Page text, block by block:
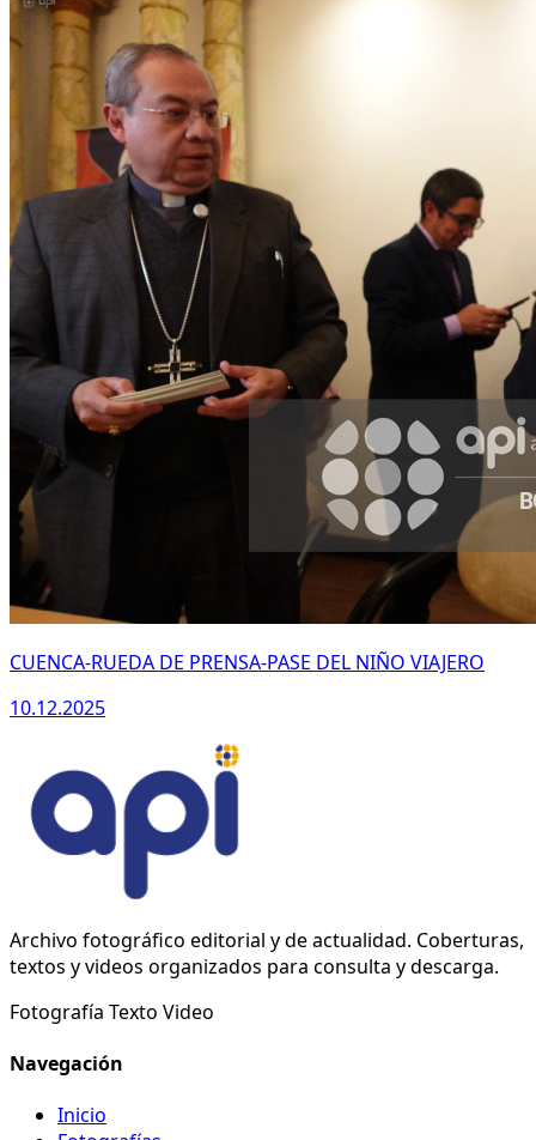
CUENCA-RUEDA DE PRENSA-PASE DEL NIÑO VIAJERO
10.12.2025
Archivo fotográfico editorial y de actualidad. Coberturas,
textos y videos organizados para consulta y descarga.
Fotografía Texto Video
Navegación
Inicio